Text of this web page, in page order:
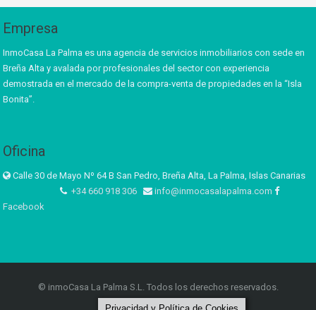
Empresa
InmoCasa La Palma es una agencia de servicios inmobiliarios con sede en
Breña Alta y avalada por profesionales del sector con experiencia
demostrada en el mercado de la compra-venta de propiedades en la “Isla
Bonita”.
Oficina
Calle 30 de Mayo Nº 64 B San Pedro, Breña Alta, La Palma, Islas Canarias
+34 660 918 306
info@inmocasalapalma.com
Facebook
© inmoCasa La Palma S.L. Todos los derechos reservados.